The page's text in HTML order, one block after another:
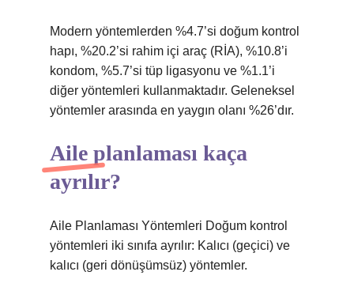
Modern yöntemlerden %4.7’si doğum kontrol
hapı, %20.2’si rahim içi araç (RİA), %10.8’i
kondom, %5.7’si tüp ligasyonu ve %1.1’i
diğer yöntemleri kullanmaktadır. Geleneksel
yöntemler arasında en yaygın olanı %26’dır.
Aile planlaması kaça
ayrılır?
Aile Planlaması Yöntemleri Doğum kontrol
yöntemleri iki sınıfa ayrılır: Kalıcı (geçici) ve
kalıcı (geri dönüşümsüz) yöntemler.